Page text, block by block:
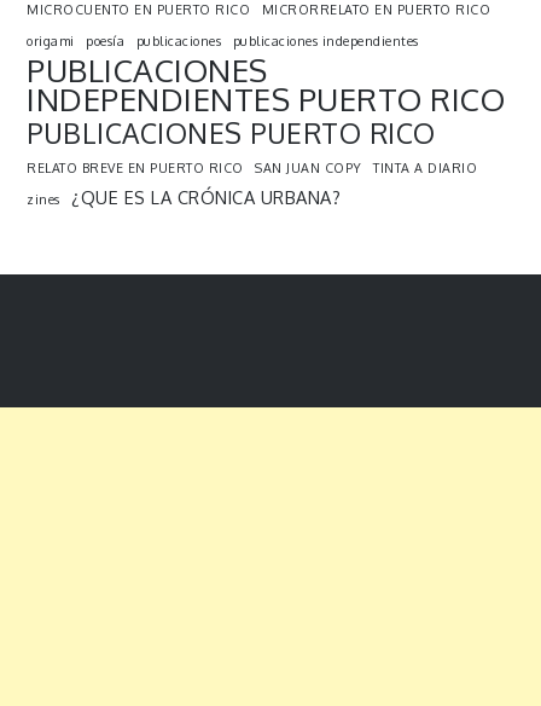
MICROCUENTO EN PUERTO RICO
MICRORRELATO EN PUERTO RICO
origami
poesía publicaciones publicaciones independientes
PUBLICACIONES
INDEPENDIENTES PUERTO RICO
PUBLICACIONES PUERTO RICO
RELATO BREVE EN PUERTO RICO SAN JUAN COPY
TINTA A DIARIO
zines
¿QUE ES LA CRÓNICA URBANA?